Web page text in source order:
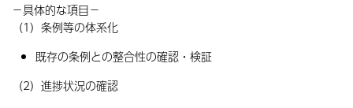
−具体的な項目−
（1）条例等の体系化
既存の条例との整合性の確認・検証
（2）進捗状況の確認